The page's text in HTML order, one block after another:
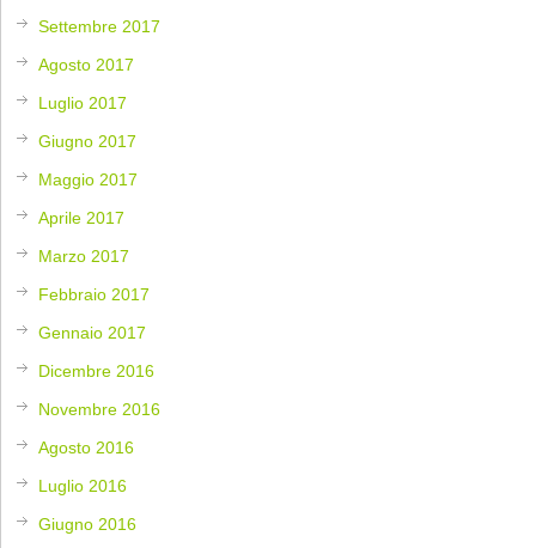
Settembre 2017
Agosto 2017
Luglio 2017
Giugno 2017
Maggio 2017
Aprile 2017
Marzo 2017
Febbraio 2017
Gennaio 2017
Dicembre 2016
Novembre 2016
Agosto 2016
Luglio 2016
Giugno 2016